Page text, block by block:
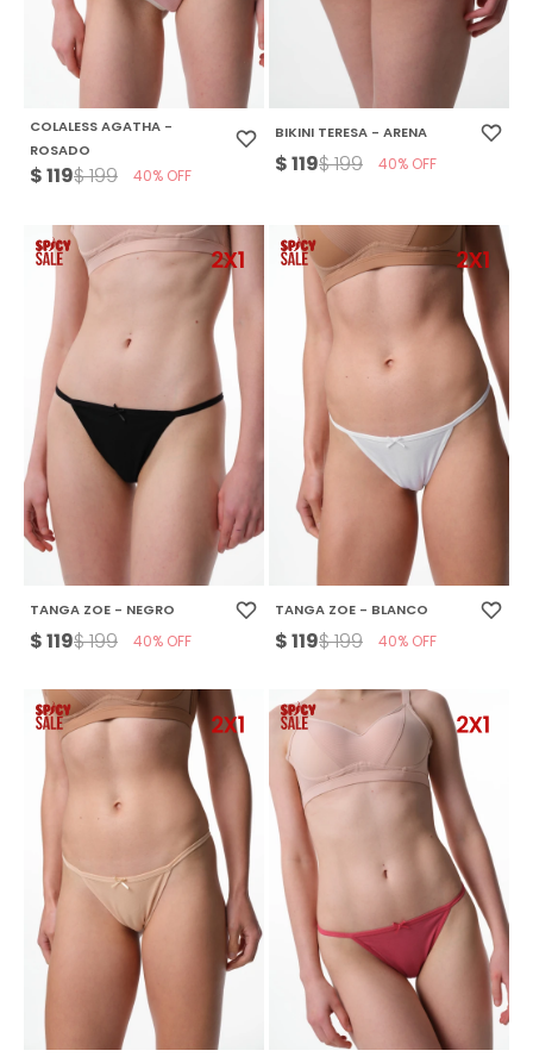
COLALESS AGATHA -
ROSADO
$119$199 40
BIKINI TERESA - ARENA
$119$199 40
TANGA ZOE - NEGRO
$119$199 40
TANGA ZOE - BLANCO
$119$199 40